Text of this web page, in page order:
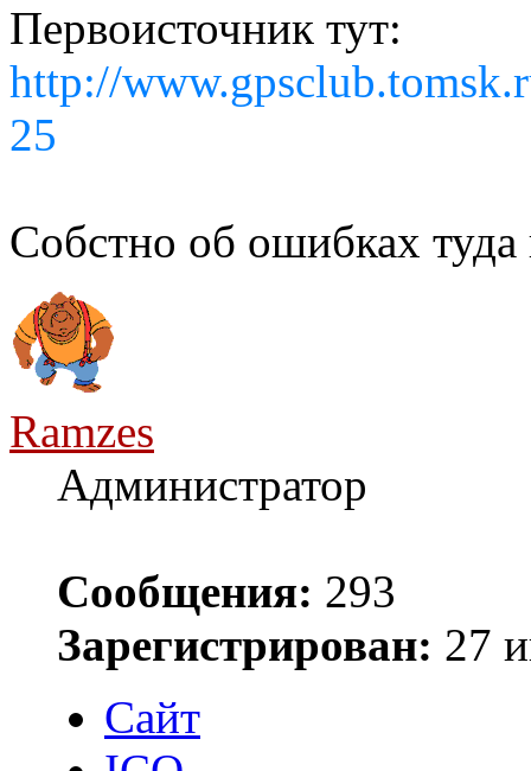
Первоисточник тут:
http://
25
Собстно об ошибках
Ramzes
Администратор
Сообщения: 293
Зарегистрирован: 27
Сайт